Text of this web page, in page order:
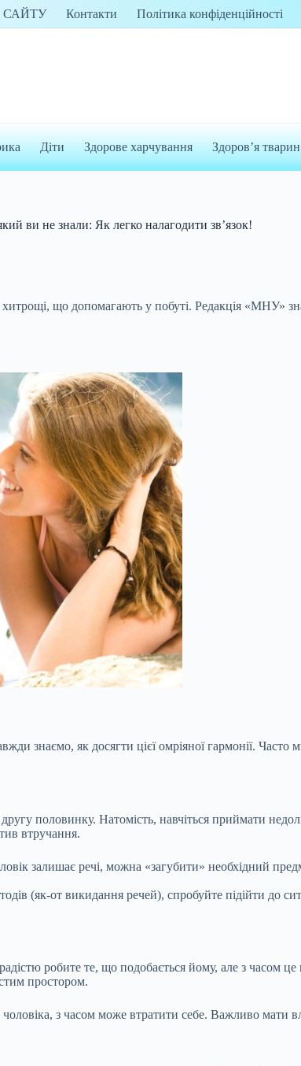
САЙТУ Контакти Політика конфіденційності
Діти Здорове харчування Здоров’я тварин
ви не знали: Як легко налагодити зв’язок!
що допомагають у побуті. Редакція «МНУ»
знаємо, як досягти цієї омріяної гармонії.
половинку. Натомість, навчіться приймати
втручання.
залишає речі, можна «загубити» необхідний
(як-от викидання речей), спробуйте підійти до
робите те, що подобається йому, але з часом
простором.
з часом може втратити себе. Важливо мати